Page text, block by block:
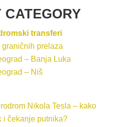
CATEGORY
transferi
graničnih prelaza
– Banja Luka
– Niš
Nikola Tesla – kako
i čekanje putnika?